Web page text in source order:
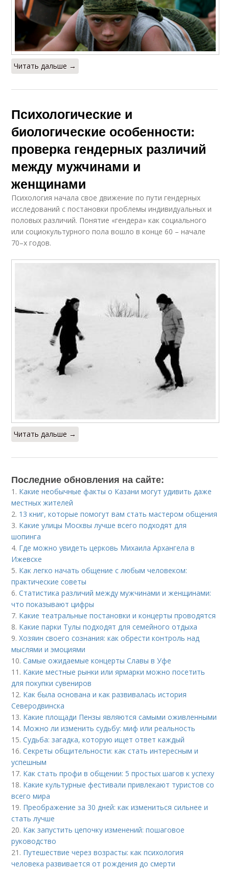
Читать дальше →
Психологические и
биологические особенности:
проверка гендерных различий
между мужчинами и
женщинами
Психология начала свое движение по пути гендерных
исследований с постановки проблемы индивидуальных и
половых различий. Понятие «гендера» как социального
или социокультурного пола вошло в конце 60 – начале
70–х годов.
Читать дальше →
Последние обновления на сайте:
1. Какие необычные факты о Казани могут удивить даже
местных жителей
2. 13 книг, которые помогут вам стать мастером общения
3. Какие улицы Москвы лучше всего подходят для
шопинга
4. Где можно увидеть церковь Михаила Архангела в
Ижевске
5. Как легко начать общение с любым человеком:
практические советы
6.Статистика различий между мужчинами и женщинами:
что показывают цифры
7. Какие театральные постановки и концерты проводятся
8. Какие парки Тулы подходят для семейного отдыха
9.Хозяин своего сознания: как обрести контроль над
мыслями и эмоциями
10.Самые ожидаемые концерты Славы в Уфе
11. Какие местные рынки или ярмарки можно посетить
для покупки сувениров
12. Как была основана и как развивалась история
Северодвинска
13. Какие площади Пензы являются самыми оживленными
14. Можно ли изменить судьбу: миф или реальность
15.Судьба: загадка, которую ищет ответ каждый
16.Секреты общительности: как стать интересным и
успешным
17. Как стать профи в общении: 5 простых шагов к успеху
18. Какие культурные фестивали привлекают туристов со
всего мира
19. Преображение за 30 дней: как измениться сильнее и
стать лучше
20. Как запустить цепочку изменений: пошаговое
руководство
21. Путешествие через возрасты: как психология
человека развивается от рождения до смерти